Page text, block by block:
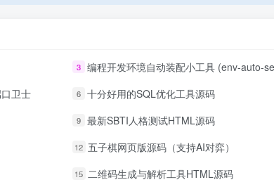
3 编程开发环境自动装配小工具 (env-auto-
卫士 6 十分好用的SQL优化工具源码
9 最新SBTI人格测试HTML源码
12 五子棋网页版源码（支持AI对弈）
15 二维码生成与解析工具HTML源码